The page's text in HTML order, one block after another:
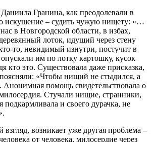
Гранина, как преодолевали в
искушение – судить чужую нищету: «…
в Новгородской области, в избах,
лоток, идущий через стену
то, невидимый изнутри, постучит в
опускали им по лотку картошку, кусок
кто это. Существовала даже присказка,
«Чтобы нищий не стыдился, а
Анонимная помощь свидетельствовала о
Стучали нищие, странники,
подкармливала и своего дурачка, не
взгляд, возникает уже другая проблема –
от человека, милосердие через